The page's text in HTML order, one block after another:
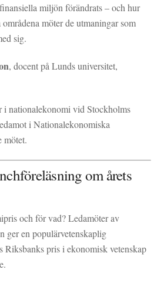
miljön förändrats – och hur
möter de utmaningar som
sig.
, docent på Lunds universitet,
i nationalekonomi vid Stockholms
i Nationalekonomiska
mötet.
om årets
och för vad? Ledamöter av
ger en populärvetenskaplig
Riksbanks pris i ekonomisk vetenskap